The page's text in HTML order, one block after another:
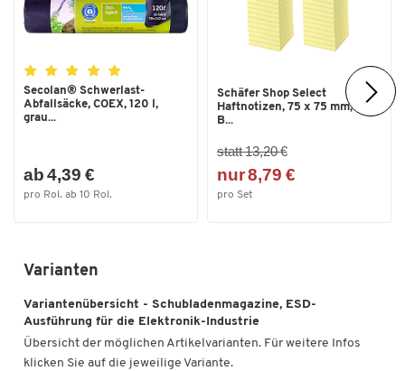
bis [°C]
Temperaturformbeständigkeit
Tiefe [mm]
Typ 0830
Farbe schwarz
H [mm]
Secolan® Schwerlast-
Abfallsäcke, COEX, 120 l,
grau...
ab 4,39 €
pro Rol. ab 10 Rol.
Schäfer Shop Select
Haftnotizen, 75 x 75 mm, 100
B...
statt 13,20 €
nur 8,79 €
pro Set
Varianten
Variantenübersicht - Schubladenmagazine, ESD-
Ausführung für die Elektronik-Industrie
Übersicht der möglichen Artikelvarianten. Für weitere Infos
klicken Sie auf die jeweilige Variante.